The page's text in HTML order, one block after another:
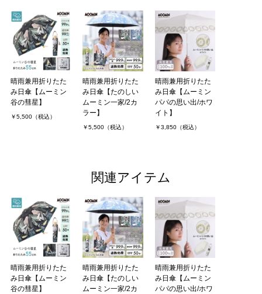
晴雨兼用折りたた
み日傘【ムーミン
谷の彗星】
￥5,500（税込）
晴雨兼用折りたた
み日傘【たのしい
ムーミン一家/2カ
ラー】
￥5,500（税込）
晴雨兼用折りたた
み日傘【ムーミン
パパの思い出/ホワ
イト】
￥3,850（税込）
関連アイテム
晴雨兼用折りたた
み日傘【ムーミン
谷の彗星】
晴雨兼用折りたた
み日傘【たのしい
ムーミン一家/2カ
晴雨兼用折りたた
み日傘【ムーミン
パパの思い出/ホワ